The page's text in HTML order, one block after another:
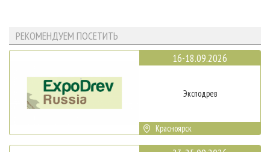
РЕКОМЕНДУЕМ ПОСЕТИТЬ
16-18.09.2026
Эксподрев
Красноярск